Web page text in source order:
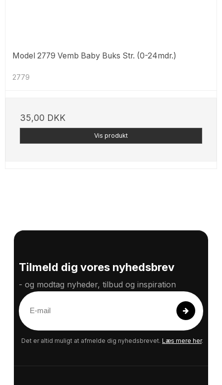
Model 2779 Vemb Baby Buks Str. (0-24mdr.)
2779
35,00 DKK
Vis produkt
Tilmeld dig vores nyhedsbrev
- og modtag nyheder, tilbud og inspiration
E
m
a
Det er altid muligt at afmelde dig nyhedsbrevet. Læs mere her.